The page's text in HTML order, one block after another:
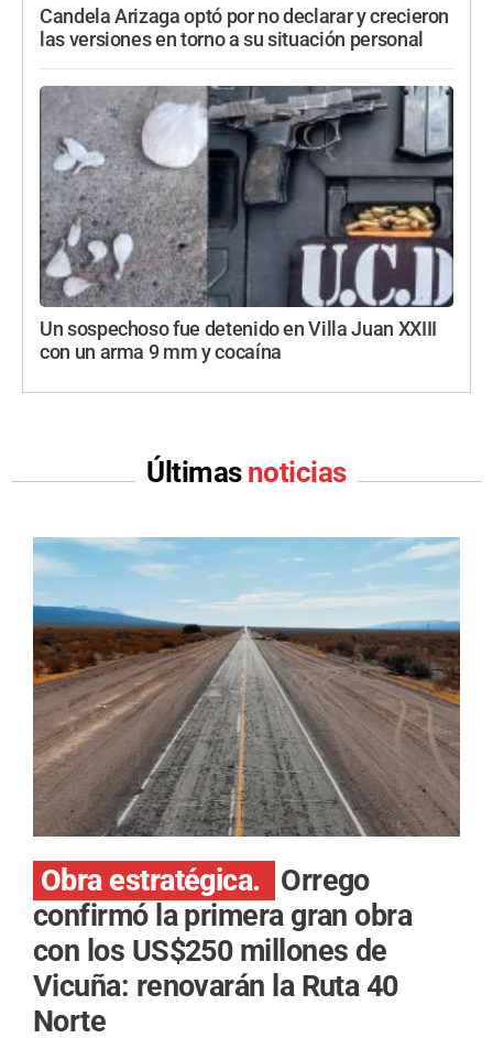
Candela Arizaga optó por no declarar y crecieron
las versiones en torno a su situación personal
Un sospechoso fue detenido en Villa Juan XXIII
con un arma 9 mm y cocaína
Últimas noticias
Obra estratégica.
Orrego
confirmó la primera gran obra
con los US$250 millones de
Vicuña: renovarán la Ruta 40
Norte